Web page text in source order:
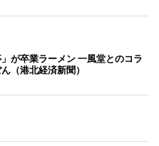
が卒業ラーメン 一風堂とのコラ
（港北経済新聞）